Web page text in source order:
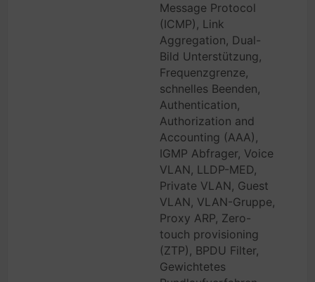
Message Protocol
(ICMP), Link
Aggregation, Dual-
Bild Unterstützung,
Frequenzgrenze,
schnelles Beenden,
Authentication,
Authorization and
Accounting (AAA),
IGMP Abfrager, Voice
VLAN, LLDP-MED,
Private VLAN, Guest
VLAN, VLAN-Gruppe,
Proxy ARP, Zero-
touch provisioning
(ZTP), BPDU Filter,
Gewichtetes